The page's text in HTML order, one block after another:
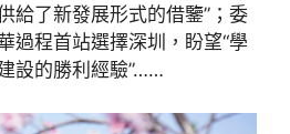
給了新發展形式的借鑒”；委
過程首站選擇深圳，盼望“學
設的勝利經驗”……